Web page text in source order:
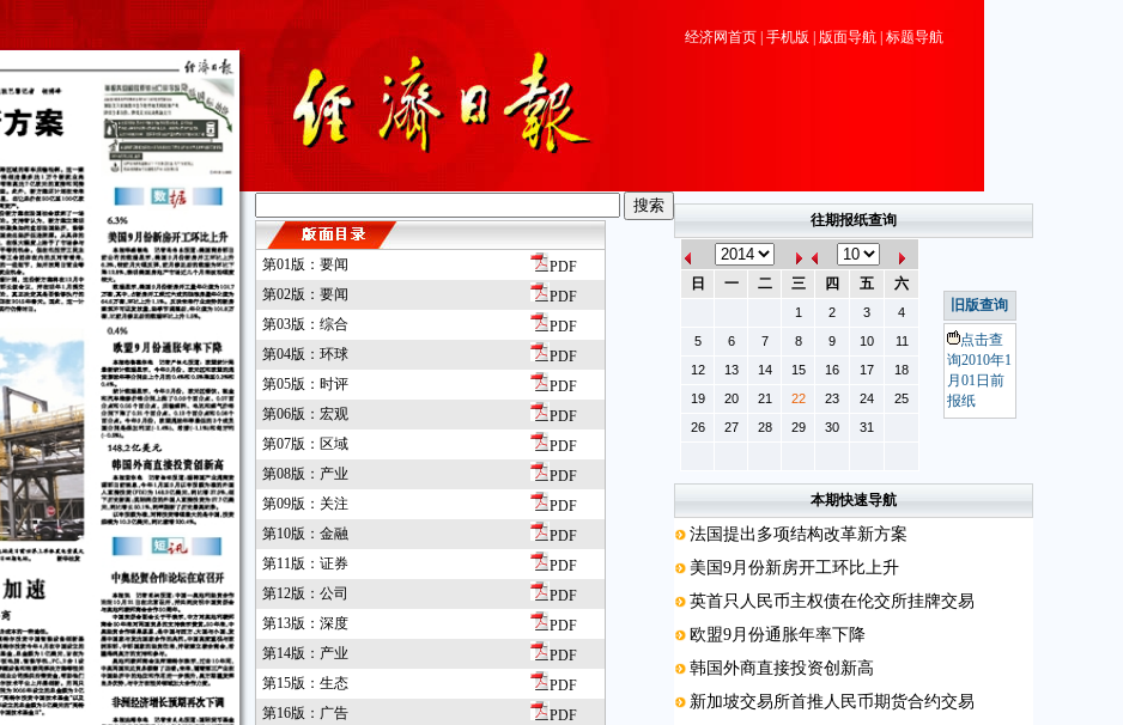
经济网首页 手机版 版面导航 标题导航
第01版：要闻
PDF
第02版：要闻
PDF
第03版：综合
PDF
第04版：环球
PDF
第05版：时评
PDF
第06版：宏观
PDF
第07版：区域
PDF
第08版：产业
PDF
第09版：关注
PDF
第10版：金融
PDF
第11版：证券
PDF
第12版：公司
PDF
第13版：深度
PDF
第14版：产业
PDF
第15版：生态
PDF
第16版：广告
PDF
往期报纸查询
日 一 二 三 四 五 六
1 2 3
4
5
6 7 8 9 10
11
12
13 14 15 16 17
18
19
20 21 22 23 24
25
26
27 28 29 30 31
旧版查询
点击查
询2010年1
月01日前
报纸
本期快速导航
法国提出多项结构改革新方案
美国9月份新房开工环比上升
英首只人民币主权债在伦交所挂牌交易
欧盟9月份通胀年率下降
韩国外商直接投资创新高
新加坡交易所首推人民币期货合约交易